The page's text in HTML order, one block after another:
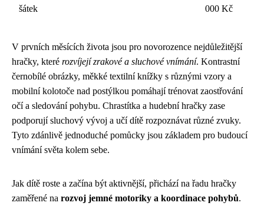
šátek
000 Kč
V prvních měsících života jsou pro novorozence nejdůležitější
hračky, které rozvíjejí zrakové a sluchové vnímání. Kontrastní
černobílé obrázky, měkké textilní knížky s různými vzory a
mobilní kolotoče nad postýlkou pomáhají trénovat zaostřování
očí a sledování pohybu. Chrastítka a hudební hračky zase
podporují sluchový vývoj a učí dítě rozpoznávat různé zvuky.
Tyto zdánlivě jednoduché pomůcky jsou základem pro budoucí
vnímání světa kolem sebe.
Jak dítě roste a začína být aktivnější, přichází na řadu hračky
zaměřené na rozvoj jemné motoriky a koordinace pohybů.